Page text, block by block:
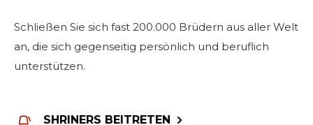
Schließen Sie sich fast 200.000 Brüdern aus aller Welt
an, die sich gegenseitig persönlich und beruflich
unterstützen.
SHRINERS BEITRETEN